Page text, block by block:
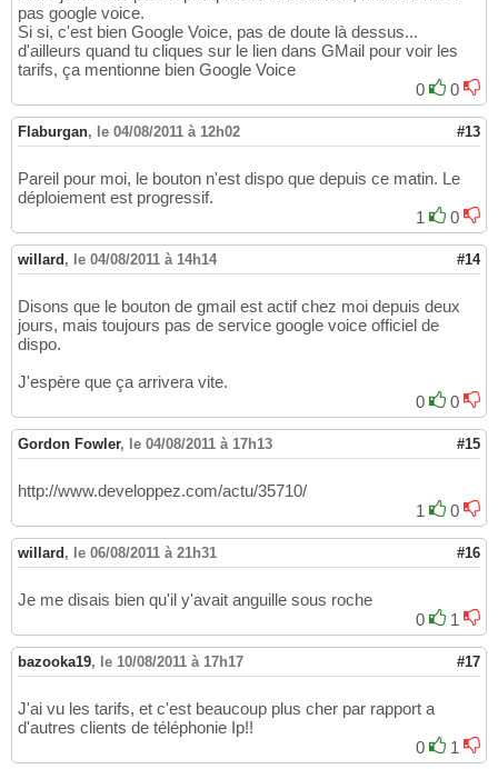
pas google voice.
Si si, c'est bien Google Voice, pas de doute là dessus...
d'ailleurs quand tu cliques sur le lien dans GMail pour voir les
tarifs, ça mentionne bien Google Voice
0
0
Flaburgan, le 04/08/2011 à 12h02 #13
Pareil pour moi, le bouton n'est dispo que depuis ce matin. Le
déploiement est progressif.
1
0
willard , le 04/08/2011 à 14h14 #14
Disons que le bouton de gmail est actif chez moi depuis deux
jours, mais toujours pas de service google voice officiel de
dispo.
J'espère que ça arrivera vite.
0
0
Gordon Fowler, le 04/08/2011 à 17h13 #15
http://www.developpez.com/actu/35710/
1
0
willard , le 06/08/2011 à 21h31 #16
Je me disais bien qu'il y'avait anguille sous roche
0
1
bazooka19, le 10/08/2011 à 17h17 #17
J'ai vu les tarifs, et c'est beaucoup plus cher par rapport a
d'autres clients de téléphonie Ip!!
0
1